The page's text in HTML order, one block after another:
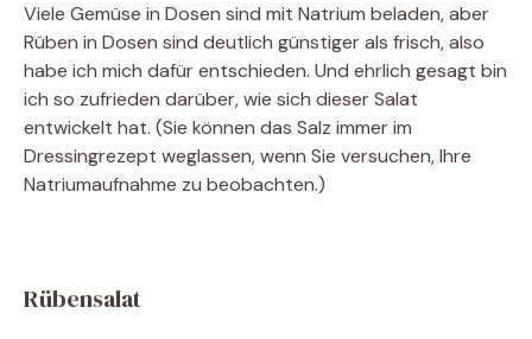
Viele Gemüse in Dosen sind mit Natrium beladen, aber
Rüben in Dosen sind deutlich günstiger als frisch, also
habe ich mich dafür entschieden. Und ehrlich gesagt bin
ich so zufrieden darüber, wie sich dieser Salat
entwickelt hat. (Sie können das Salz immer im
Dressingrezept weglassen, wenn Sie versuchen, Ihre
Natriumaufnahme zu beobachten.)
Rübensalat